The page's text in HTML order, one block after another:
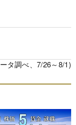
タ調べ、7/26～8/1)